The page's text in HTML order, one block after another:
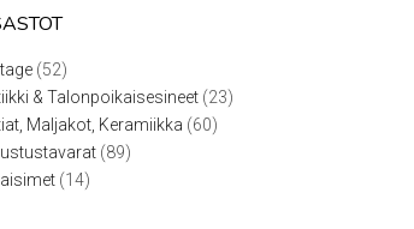
5252
tuotetta
& Talonpoikaisesineet 2323
Maljakot, Keramiikka 6060
8989
1414